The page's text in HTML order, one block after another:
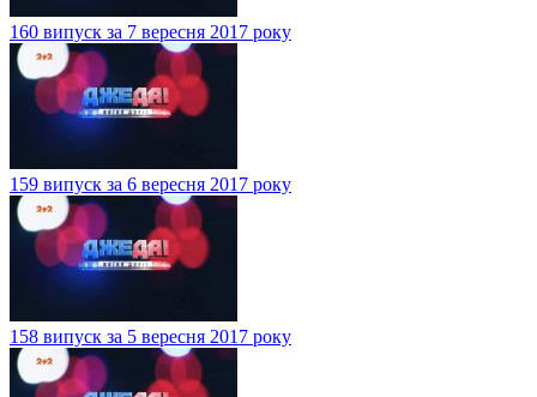
160 випуск за 7 вересня 2017 року
159 випуск за 6 вересня 2017 року
158 випуск за 5 вересня 2017 року